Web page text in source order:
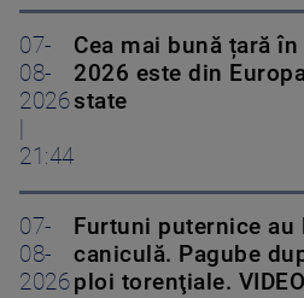
07-
08-
2026
21:44
Cea mai bună țară
2026 este din
state
07-
08-
2026
Furtuni puternice au
caniculă. Pagube
ploi torenţiale. VIDEO